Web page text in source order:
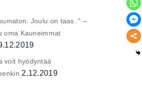
Joulu on taas..” –
oma Kauneimmat
voit hyödyntää
2.12.2019